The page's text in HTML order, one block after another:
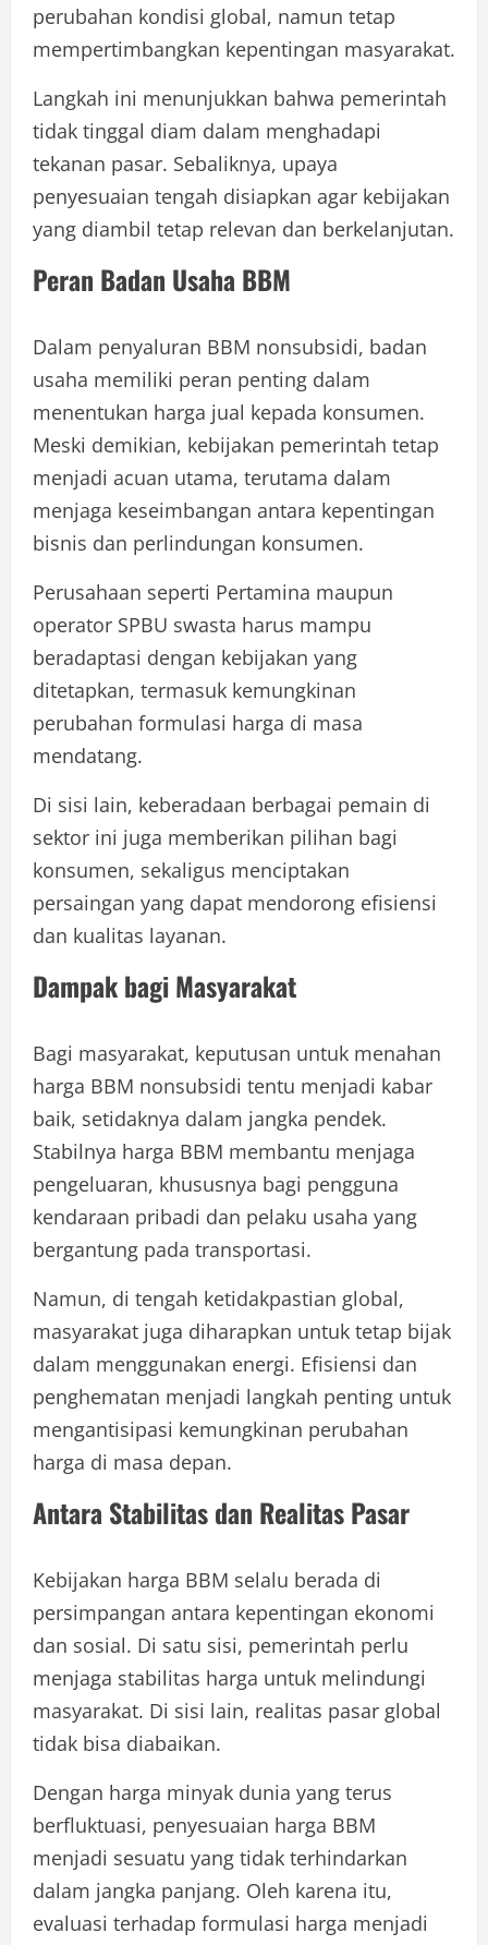
perubahan kondisi global, namun tetap
mempertimbangkan kepentingan masyarakat.
Langkah ini menunjukkan bahwa pemerintah
tidak tinggal diam dalam menghadapi
tekanan pasar. Sebaliknya, upaya
penyesuaian tengah disiapkan agar kebijakan
yang diambil tetap relevan dan berkelanjutan.
Peran Badan Usaha BBM
Dalam penyaluran BBM nonsubsidi, badan
usaha memiliki peran penting dalam
menentukan harga jual kepada konsumen.
Meski demikian, kebijakan pemerintah tetap
menjadi acuan utama, terutama dalam
menjaga keseimbangan antara kepentingan
bisnis dan perlindungan konsumen.
Perusahaan seperti Pertamina maupun
operator SPBU swasta harus mampu
beradaptasi dengan kebijakan yang
ditetapkan, termasuk kemungkinan
perubahan formulasi harga di masa
mendatang.
Di sisi lain, keberadaan berbagai pemain di
sektor ini juga memberikan pilihan bagi
konsumen, sekaligus menciptakan
persaingan yang dapat mendorong efisiensi
dan kualitas layanan.
Dampak bagi Masyarakat
Bagi masyarakat, keputusan untuk menahan
harga BBM nonsubsidi tentu menjadi kabar
baik, setidaknya dalam jangka pendek.
Stabilnya harga BBM membantu menjaga
pengeluaran, khususnya bagi pengguna
kendaraan pribadi dan pelaku usaha yang
bergantung pada transportasi.
Namun, di tengah ketidakpastian global,
masyarakat juga diharapkan untuk tetap bijak
dalam menggunakan energi. Efisiensi dan
penghematan menjadi langkah penting untuk
mengantisipasi kemungkinan perubahan
harga di masa depan.
Antara Stabilitas dan Realitas Pasar
Kebijakan harga BBM selalu berada di
persimpangan antara kepentingan ekonomi
dan sosial. Di satu sisi, pemerintah perlu
menjaga stabilitas harga untuk melindungi
masyarakat. Di sisi lain, realitas pasar global
tidak bisa diabaikan.
Dengan harga minyak dunia yang terus
berfluktuasi, penyesuaian harga BBM
menjadi sesuatu yang tidak terhindarkan
dalam jangka panjang. Oleh karena itu,
evaluasi terhadap formulasi harga menjadi